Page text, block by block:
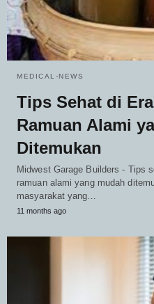
MEDICAL-NEWS
Tips Sehat di
Ramuan Alami
Ditemukan
Midwest Garage Builders - Tips
ramuan alami yang mudah
masyarakat yang…
11 months ago